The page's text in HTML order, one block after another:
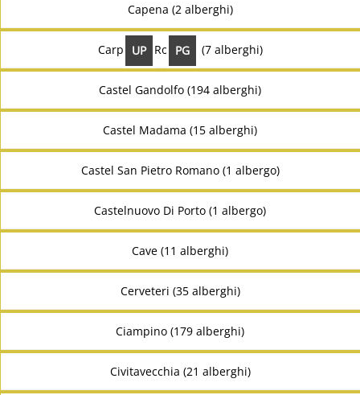
UP PG
Capena (2 alberghi)
Carpineto Romano (7 alberghi)
Castel Gandolfo (194 alberghi)
Castel Madama (15 alberghi)
Castel San Pietro Romano (1 albergo)
Castelnuovo Di Porto (1 albergo)
Cave (11 alberghi)
Cerveteri (35 alberghi)
Ciampino (179 alberghi)
Civitavecchia (21 alberghi)